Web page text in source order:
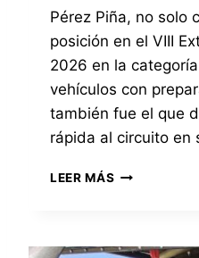
R
T
O
E
N
L
X
R
S
C
I
T
S
L
Pérez Piña, no solo
posición en el VIII
2026 en la
vehículos con
también fue el que
rápida al circuito en
LEER MÁS E
U